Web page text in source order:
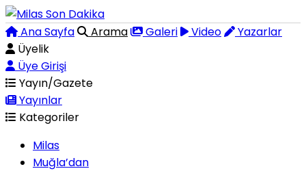
Ana Sayfa Arama Galeri Video
Yazarlar
Üyelik
Üye Girişi
Yayın/Gazete
Yayınlar
Kategoriler
Milas
Muğla’dan